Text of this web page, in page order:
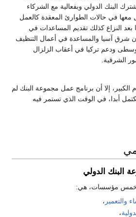
البنك الدولي وبفعالية مع الشركاء
معها في حالات الطوارئ المعقدة كالعمل
النزاع كذلك تقديم المساعدات في
شرق آسيا والمساعدة في أعمال التنظيف
ودعم تركيا في أعقاب الزلزال
الشرقية.
إلا أن برنامج عمل مجموعة البنك لم
أبدا، في الوقت الذي تستمر فيه
الدولي
خمس مؤسسات، هي:
والتعمير ،
،